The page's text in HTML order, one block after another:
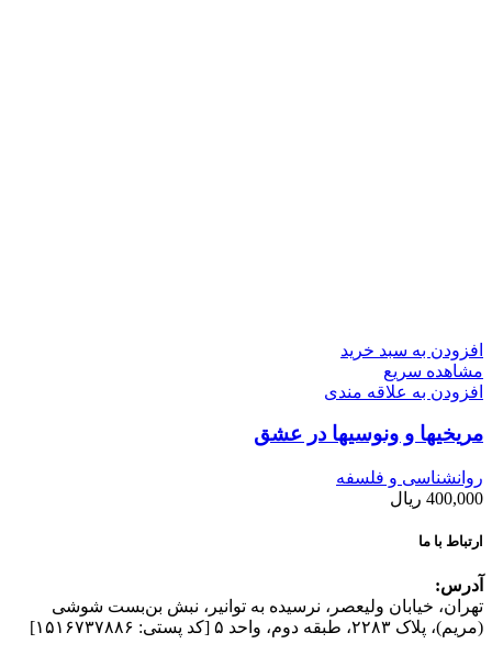
افزودن به سبد خرید
مشاهده سریع
افزودن به علاقه مندی
مریخیها و ونوسیها در عشق
روانشناسی و فلسفه
400,000 ریال
ارتباط با ما
آدرس:
تهران، خیابان وليعصر، نرسيده به توانير، نبش بن‌بست شوشی
(مريم)، پلاک ۲۲۸۳، طبقه دوم، واحد ۵ [کد پستی: ۱۵۱۶۷۳۷۸۸۶]